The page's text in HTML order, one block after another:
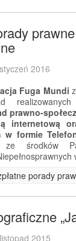
2016
Fuga Mundi
prawno-
internetową
formie
ze środków
porady
2015